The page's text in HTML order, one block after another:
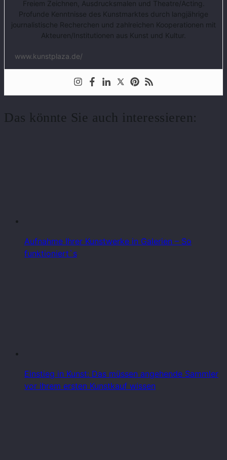
Freiem Zeichnen, Ausdrucksmalen und Theatre/Acting.
Profunde Kenntnisse des Kunstmarktes durch langjährige
journalistische Recherchen und zahlreichen Kooperationen mit
Akteuren/Institutionen aus Kunst und Kultur.
www.kunstplaza.de/
Das könnte Sie auch interessieren:
Aufnahme Ihrer Kunstwerke in Galerien – So
funktioniert`s
Einstieg in Kunst: Das müssen angehende Sammler
vor ihrem ersten Kunstkauf wissen